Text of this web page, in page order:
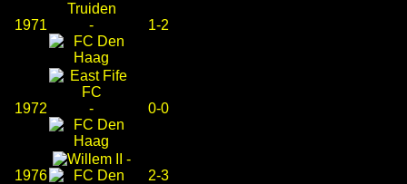
1971 - 1-2
1972 - 0-0
1976
-
2-3